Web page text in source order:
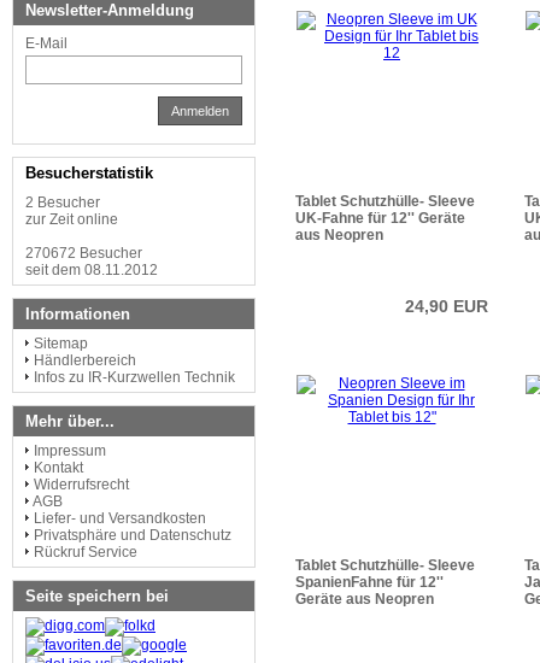
Tablet Schutzhülle- Sleeve
UK-Fahne für 12'' Geräte
aus Neopren
24,90 EUR
Tablet Schutzhülle- Sleeve
SpanienFahne für 12''
Geräte aus Neopren
Newsletter-Anmeldung
E-Mail
Anmelden
Besucherstatistik
2 Besucher
zur Zeit online
270672 Besucher
seit dem 08.11.2012
Informationen
Sitemap
Händlerbereich
Infos zu IR-Kurzwellen Technik
Mehr über...
Impressum
Kontakt
Widerrufsrecht
AGB
Liefer- und Versandkosten
Privatsphäre und Datenschutz
Rückruf Service
Seite speichern bei